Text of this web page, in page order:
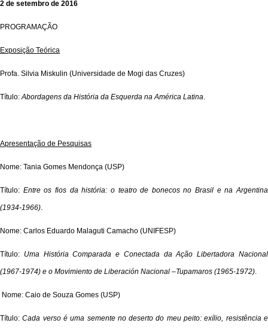
2 de setembro de 2016
PROGRAMAÇÃO
Exposição Teórica
Profa. Silvia Miskulin (Universidade de Mogi das Cruzes)
Título: Abordagens da História da Esquerda na América Latina
Apresentação de Pesquisas
Nome: Tania Gomes Mendonça (USP)
Título: Entre os fios da história: o teatro de bonecos no Brasil e na Argentina
(1934-1966)
Nome: Carlos Eduardo Malaguti Camacho (UNIFESP)
Título: Uma História Comparada e Conectada da Ação Libertadora Nacional
(1967-1974) e o Movimiento de Liberación Nacional –Tupamaros (1965-1972)
Nome: Caio de Souza Gomes (USP)
Título:Cada verso é uma semente no deserto do meu peito: exílio, resistência e